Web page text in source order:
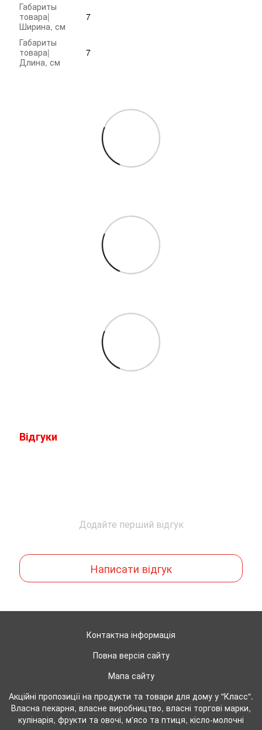
Габариты
товара|
Ширина, см
7
Габариты
товара|
Длина, см
7
Відгуки
Додайте перший відгук
Написати відгук
Контактна інформація
Повна версія сайту
Мапа сайту
Акційні пропозиції на продукти та товари для дому у "Класс".
Власна пекарня, власне виробництво, власні торгові марки,
кулінарія, фрукти та овочі, м'ясо та птиця, кісло-молочні